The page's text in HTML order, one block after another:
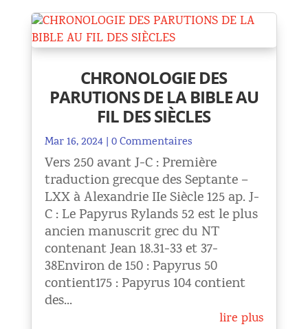
CHRONOLOGIE DES
PARUTIONS DE LA BIBLE AU
FIL DES SIÈCLES
Mar 16, 2024| 0 Commentaires
Vers 250 avant J-C : Première
traduction grecque des Septante –
LXX à Alexandrie IIe Siècle 125 ap. J-
C : Le Papyrus Rylands 52 est le plus
ancien manuscrit grec du NT
contenant Jean 18.31-33 et 37-
38Environ de 150 : Papyrus 50
contient175 : Papyrus 104 contient
des...
lire plus